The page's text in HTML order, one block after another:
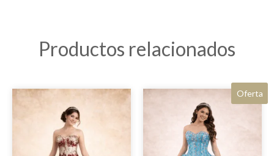
Productos relacionados
Oferta